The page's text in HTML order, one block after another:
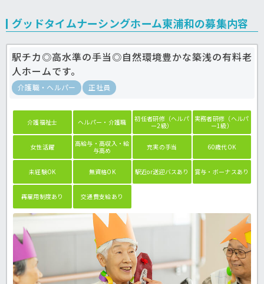
グッドタイムナーシングホーム東浦和の募集内容
駅チカ◎高水準の手当◎自然環境豊かな築浅の有料老
人ホームです。
介護職・ヘルパー 正社員
介護福祉士 ヘルパー・介護職
初任者研修（ヘルパ
ー2級）
実務者研修（ヘルパ
ー1級）
女性活躍
高給与・高収入・給
与高め
充実の手当 60歳代OK
未経験OK 無資格OK 駅近or送迎バスあり 賞与・ボーナスあり
再雇用制度あり 交通費支給あり